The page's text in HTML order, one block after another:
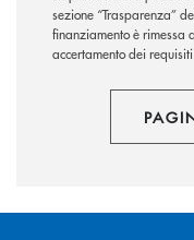
sezione “Trasparenza”
finanziamento è
accertamento dei